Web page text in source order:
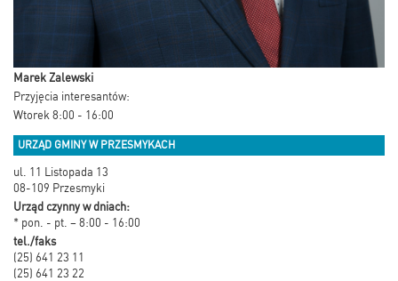
Marek Zalewski
Przyjęcia interesantów:
Wtorek 8:00 - 16:00
URZĄD GMINY W PRZESMYKACH
ul. 11 Listopada 13
08-109 Przesmyki
Urząd czynny w dniach:
* pon. - pt. – 8:00 - 16:00
tel./faks
(25) 641 23 11
(25) 641 23 22